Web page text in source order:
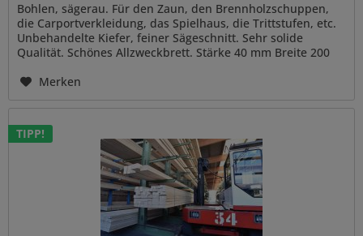
Bohlen, sägerau. Für den Zaun, den Brennholzschuppen,
die Carportverkleidung, das Spielhaus, die Trittstufen, etc.
Unbehandelte Kiefer, feiner Sägeschnitt. Sehr solide
Qualität. Schönes Allzweckbrett. Stärke 40 mm Breite 200
Merken
TIPP!